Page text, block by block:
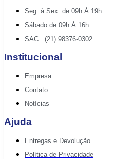
Seg. à Sex. de 09h À 19h
Sábado de 09h À 16h
SAC : (21) 98376-0302
Institucional
Empresa
Contato
Notícias
Ajuda
Entregas e Devolução
Política de Privacidade